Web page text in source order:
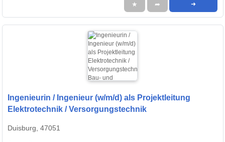
★ ➦ ➜
Ingenieurin / Ingenieur (w/m/d) als Projektleitung
Elektrotechnik / Versorgungstechnik
Duisburg, 47051